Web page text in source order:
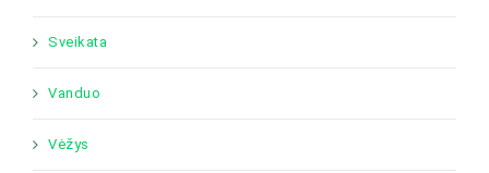
Sveikata
Vanduo
Vėžys